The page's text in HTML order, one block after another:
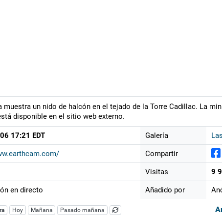
muestra un nido de halcón en el tejado de la Torre Cadillac. La
disponible en el sitio web externo.
17:21 EDT
en directo
Galería
Compartir
Visitas 9
Añadido por
Hoy Mañana Pasado mañana